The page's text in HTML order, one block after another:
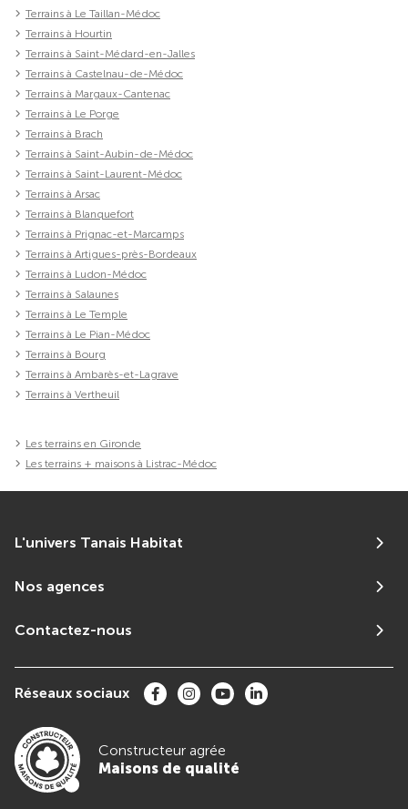
Terrains à Le Taillan-Médoc
Terrains à Hourtin
Terrains à Saint-Médard-en-Jalles
Terrains à Castelnau-de-Médoc
Terrains à Margaux-Cantenac
Terrains à Le Porge
Terrains à Brach
Terrains à Saint-Aubin-de-Médoc
Terrains à Saint-Laurent-Médoc
Terrains à Arsac
Terrains à Blanquefort
Terrains à Prignac-et-Marcamps
Terrains à Artigues-près-Bordeaux
Terrains à Ludon-Médoc
Terrains à Salaunes
Terrains à Le Temple
Terrains à Le Pian-Médoc
Terrains à Bourg
Terrains à Ambarès-et-Lagrave
Terrains à Vertheuil
Les terrains en Gironde
Les terrains + maisons à Listrac-Médoc
L'univers Tanais Habitat
Nos agences
Contactez-nous
Réseaux sociaux
Constructeur agrée
Maisons de qualité